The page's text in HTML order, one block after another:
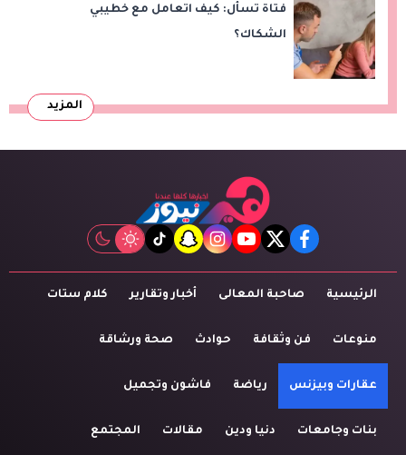
فتاة تسأل: كيف اتعامل مع خطيبي
الشكاك؟
المزيد
facebook
twitter
youtube
instagram
snapchat
tiktok
الرئيسية صاحبة المعالى أخبار وتقارير كلام ستات
منوعات فن وثقافة حوادث صحة ورشاقة
عقارات وبيزنس رياضة فاشون وتجميل
بنات وجامعات دنيا ودين مقالات المجتمع